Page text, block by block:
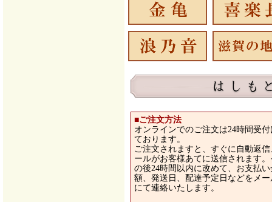
■ご注文方法
オンラインでのご注文は24時間受付
ております。
ご注文されますと、すぐに自動返信
ールがお客様あてに送信されます。
の後24時間以内に改めて、お支払い
額、発送日、配達予定日などをメー
にて連絡いたします。